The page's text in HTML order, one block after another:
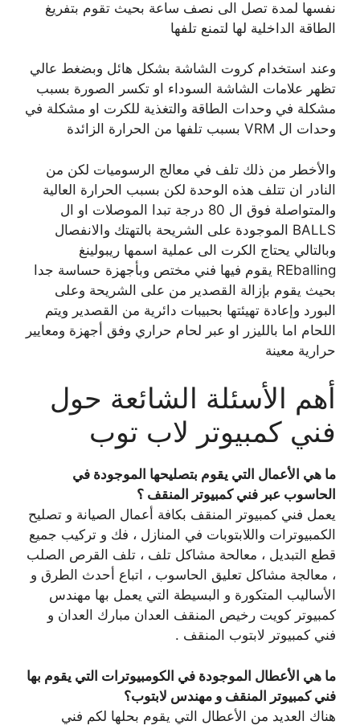
نفسها لمدة تصل الى نصف ساعة بحيث تقوم بتفريغ
الطاقة الداخلية لها لتمنع تلفها
وعند استخدام كروت الشاشة بشكل هائل وبضغط عالي
تظهر علامات الشاشة السوداء او تكسر الصورة بسبب
مشكلة في وحدات الطاقة والتغذية للكرت او مشكلة في
وحدات ال VRM بسبب تلفها من الحرارة الزائدة
والأخطر من ذلك تلف في معالج الرسوميات لكن من
النادر ان تتلف هذه الوحدة لكن بسبب الحرارة العالية
والمتواصلة فوق ال 80 درجة تبدا الموصلات او ال
BALLS الموجودة على الشريحة بالتهتك والانفصال
وبالتالي يحتاج الكرت الى عملية اسمها ريبولينغ
REballing يقوم فيها فني مختص وبأجهزة حساسة جدا
بحيث يقوم بإزالة القصدير من على الشريحة وعلى
البورد وإعادة تهيئتها بحبيبات دائرية من القصدير ويتم
اللحام اما بالليزر او عبر لحام حراري وفق أجهزة ومعايير
حرارية معينة
أهم الأسئلة الشائعة حول
فني كمبيوتر لاب توب
ما هي الأعمال التي يقوم بتصليحها الموجودة في
الحاسوب عبر فني كمبيوتر المنقف ؟
يعمل فني كمبيوتر المنقف بكافة أعمال الصيانة و تصليح
الكمبيوترات واللابتوبات في المنازل ، فك و تركيب جميع
قطع التبديل ، معالحة مشاكل تلف ، تلف القرص الصلب
، معالجة مشاكل تعليق الحاسوب ، اتباع أحدث الطرق و
الأساليب المتكورة و البسيطة التي يعمل بها مهندس
كمبيوتر كويت رخيص المنقف العدان مبارك العدان و
فني كمبيوتر لابتوب المنقف .
ما هي الأعطال الموجودة في الكومبيوترات التي يقوم بها
فني كمبيوتر المنقف و مهندس لابتوب؟
هناك العديد من الأعطال التي يقوم بحلها لكم فني